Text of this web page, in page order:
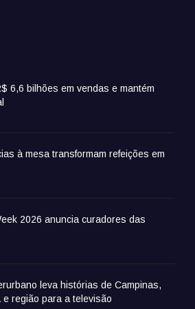
6,6 bilhões em vendas e mantém
à mesa transformam refeições em
2026 anuncia curadores das
leva histórias de Campinas,
região para a televisão